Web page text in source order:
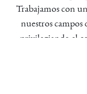
Trabajamos con
nuestros campos
privilegiando el